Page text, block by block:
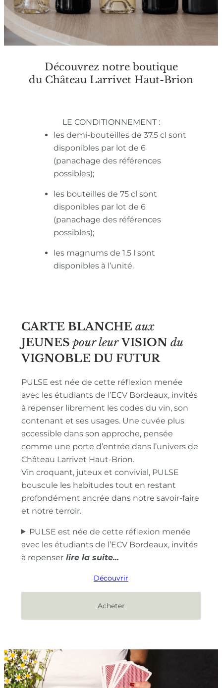
Découvrez notre boutique
du Château Larrivet Haut-Brion
LE CONDITIONNEMENT :
les demi-bouteilles de 37.5 cl sont
disponibles par lot de 6
(panachage des références
possibles);
les bouteilles de 75 cl sont
disponibles par lot de 6
(panachage des références
possibles);
les magnums de 1.5 l sont
disponibles à l’unité.
CARTE BLANCHE aux
JEUNES pour leur VISION du
VIGNOBLE DU FUTUR
PULSE est née de cette réflexion menée
avec les étudiants de l’ECV Bordeaux, invités
à repenser librement les codes du vin, son
contenant et ses usages. Une cuvée plus
accessible dans son approche, pensée
comme une porte d’entrée dans l’univers de
Château Larrivet Haut-Brion.
Vin croquant, juteux et convivial, PULSE
bouscule les habitudes tout en restant
profondément ancrée dans notre savoir-faire
et notre terroir.
PULSE est née de cette réflexion menée
avec les étudiants de l’ECV Bordeaux, invités
à repenser
Découvrir
Acheter